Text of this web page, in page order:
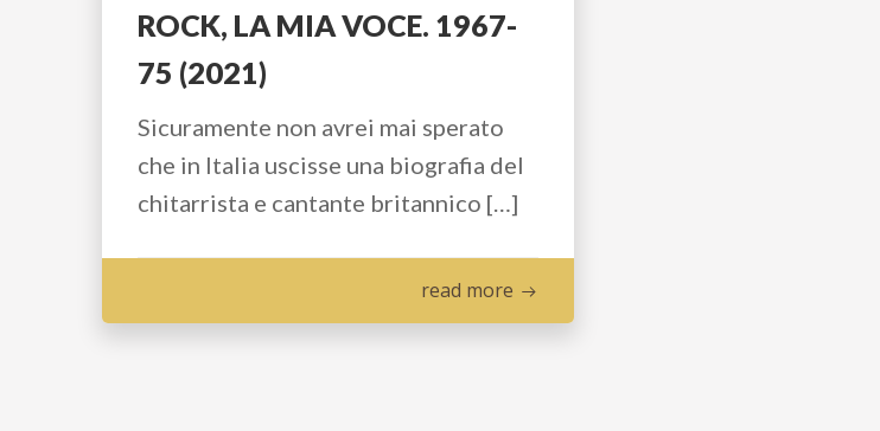
ROCK, LA MIA VOCE. 1967-
75 (2021)
Sicuramente non avrei mai sperato
che in Italia uscisse una biografia del
chitarrista e cantante britannico […]
read more